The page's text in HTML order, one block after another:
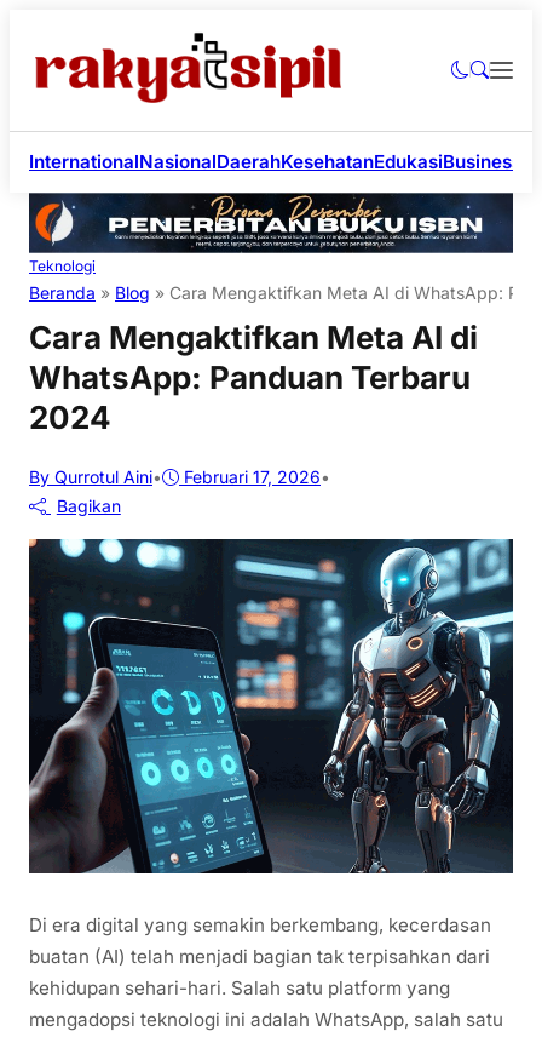
InternationalNasionalDaerahKesehatanEdukasiBusiness
Teknologi
Beranda » Blog » Cara Mengaktifkan Meta AI di WhatsApp:
Cara Mengaktifkan Meta AI di
WhatsApp: Panduan Terbaru
2024
By Qurrotul Aini• Februari 17, 2026•
Bagikan
Di era digital yang semakin berkembang, kecerdasan
buatan (AI) telah menjadi bagian tak terpisahkan dari
kehidupan sehari-hari. Salah satu platform yang
mengadopsi teknologi ini adalah WhatsApp, salah satu